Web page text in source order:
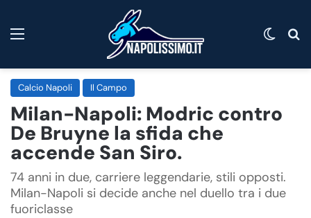
Calcio Napoli Il Campo
Milan-Napoli: Modric contro
De Bruyne la sfida che
accende San Siro.
74 anni in due, carriere leggendarie, stili opposti.
Milan-Napoli si decide anche nel duello tra i due
fuoriclasse